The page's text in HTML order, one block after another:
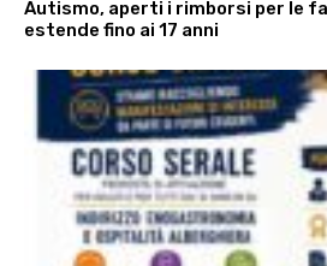
Autismo, aperti i rimborsi per le
estende fino ai 17 anni